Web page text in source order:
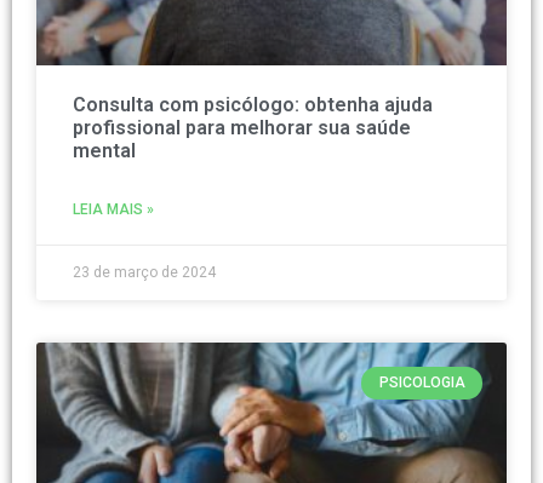
Consulta com psicólogo: obtenha ajuda
profissional para melhorar sua saúde
mental
LEIA MAIS »
23 de março de 2024
PSICOLOGIA